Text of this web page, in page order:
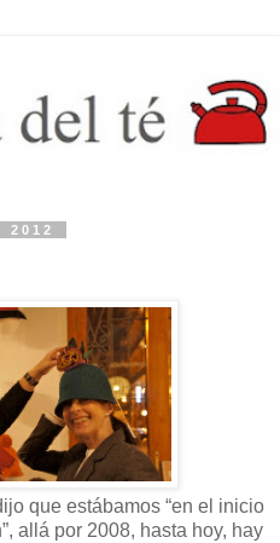
2012
que estábamos “en el inicio
allá por 2008, hasta hoy, hay